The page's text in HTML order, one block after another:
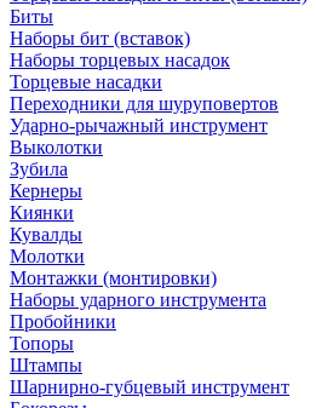
Биты
Наборы бит (вставок)
Наборы торцевых насадок
Торцевые насадки
Переходники для шуруповертов
Ударно-рычажный инструмент
Выколотки
Зубила
Кернеры
Киянки
Кувалды
Молотки
Монтажки (монтировки)
Наборы ударного инструмента
Пробойники
Топоры
Штампы
Шарнирно-губцевый инструмент